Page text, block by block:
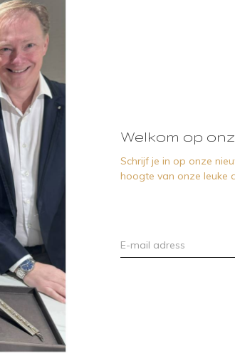
Welkom op
Schrijf je in op onze
hoogte van onze leuke